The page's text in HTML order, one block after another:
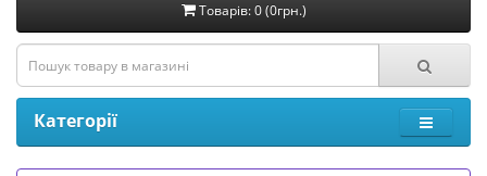
Товарів: 0 (0грн.)
Категорії